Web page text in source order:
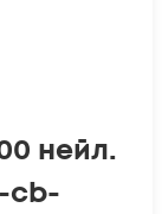
нейл.
cb-